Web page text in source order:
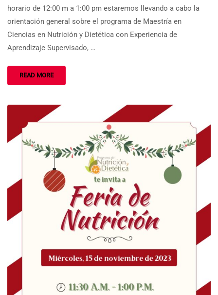
horario de 12:00 m a 1:00 pm estaremos llevando a cabo la
orientación general sobre el programa de Maestría en
Ciencias en Nutrición y Dietética con Experiencia de
Aprendizaje Supervisado, …
READ MORE